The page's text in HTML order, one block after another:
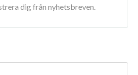
dig från nyhetsbreven.